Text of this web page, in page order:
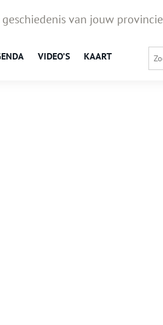
van jouw provincie
VIDEO’S KAART